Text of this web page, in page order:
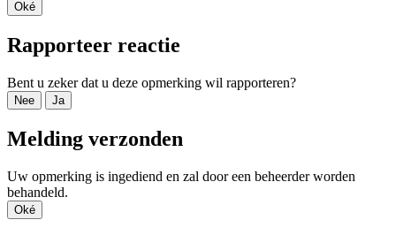
Oké
Rapporteer reactie
Bent u zeker dat u deze opmerking wil rapporteren?
Nee Ja
Melding verzonden
Uw opmerking is ingediend en zal door een beheerder worden
behandeld.
Oké